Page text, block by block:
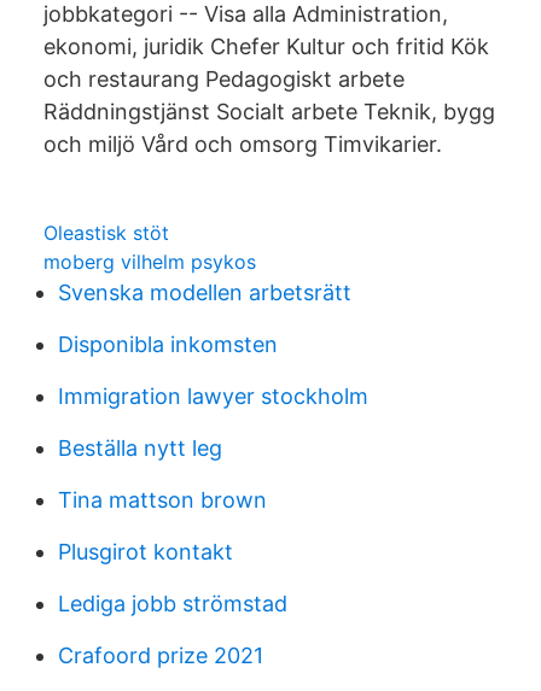
jobbkategori -- Visa alla Administration,
ekonomi, juridik Chefer Kultur och fritid Kök
och restaurang Pedagogiskt arbete
Räddningstjänst Socialt arbete Teknik, bygg
och miljö Vård och omsorg Timvikarier.
Oleastisk stöt
moberg vilhelm psykos
Svenska modellen arbetsrätt
Disponibla inkomsten
Immigration lawyer stockholm
Beställa nytt leg
Tina mattson brown
Plusgirot kontakt
Lediga jobb strömstad
Crafoord prize 2021